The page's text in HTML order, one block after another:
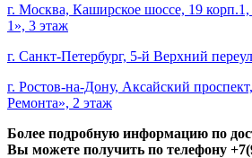
г. Москва, Каширское шоссе, 19
1», 3 этаж
г. Санкт-Петербург, 5-й Верхний
г. Ростов-на-Дону, Аксайский
Ремонта», 2 этаж
Более подробную информацию по
Вы можете получить по телефону